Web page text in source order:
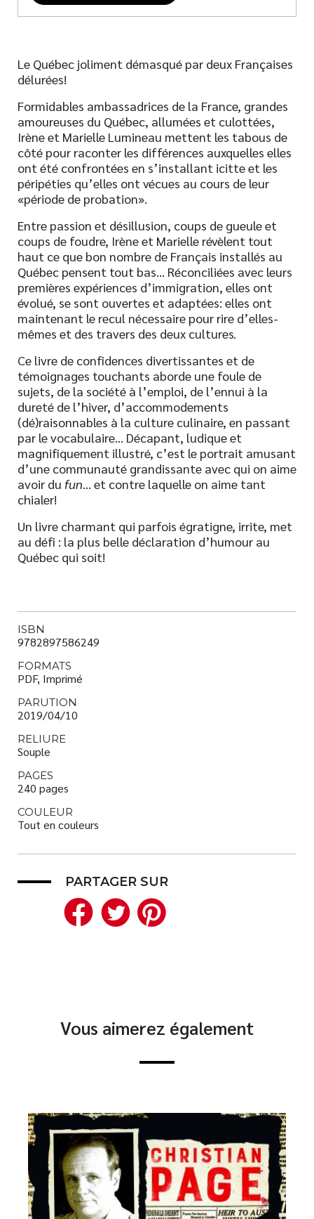
Le Québec joliment démasqué par deux Françaises
délurées!
Formidables ambassadrices de la France, grandes
amoureuses du Québec, allumées et culottées,
Irène et Marielle Lumineau mettent les tabous de
côté pour raconter les différences auxquelles elles
ont été confrontées en s’installant icitte et les
péripéties qu’elles ont vécues au cours de leur
«période de probation».
Entre passion et désillusion, coups de gueule et
coups de foudre, Irène et Marielle révèlent tout
haut ce que bon nombre de Français installés au
Québec pensent tout bas… Réconciliées avec leurs
premières expériences d’immigration, elles ont
évolué, se sont ouvertes et adaptées: elles ont
maintenant le recul nécessaire pour rire d’elles-
mêmes et des travers des deux cultures.
Ce livre de confidences divertissantes et de
témoignages touchants aborde une foule de
sujets, de la société à l’emploi, de l’ennui à la
dureté de l’hiver, d’accommodements
(dé)raisonnables à la culture culinaire, en passant
par le vocabulaire… Décapant, ludique et
magnifiquement illustré, c’est le portrait amusant
d’une communauté grandissante avec qui on aime
avoir du fun… et contre laquelle on aime tant
chialer!
Un livre charmant qui parfois égratigne, irrite, met
au défi : la plus belle déclaration d’humour au
Québec qui soit!
ISBN
9782897586249
FORMATS
PDF, Imprimé
PARUTION
2019/04/10
RELIURE
Souple
PAGES
240 pages
COULEUR
Tout en couleurs
PARTAGER SUR
Facebook
Twitter
Vous aimerez également